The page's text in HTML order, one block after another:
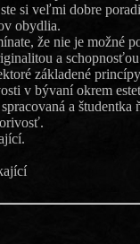
si veľmi dobre
obydlia.
že nie je možné
a
základené
v bývaní okrem
a študentka